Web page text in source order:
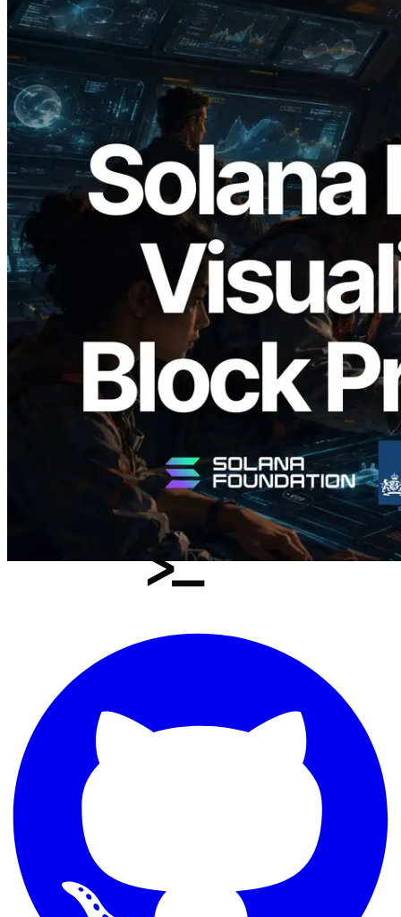
2026.05.24
Validators Solutions 釋出 Solana Block
Analyzer — 以 slot 為單位視覺化區塊生
成時間與負責驗證者